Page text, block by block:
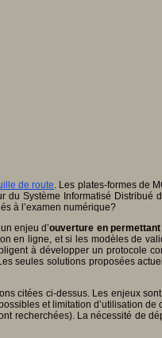
de route. Les plates-formes de
du Système Informatisé Distribué
à l’examen numérique?
enjeu d’ouverture en permettant
en ligne, et si les modèles de
à développer un protocole
seules solutions proposées
citées ci-dessus. Les enjeux
et limitation d’utilisation de
recherchées). La nécessité de